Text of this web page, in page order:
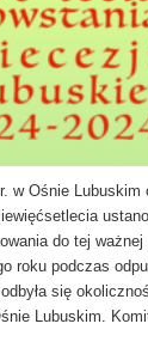
w Ośnie
do tej
roku podczas
się
Lubuskim.